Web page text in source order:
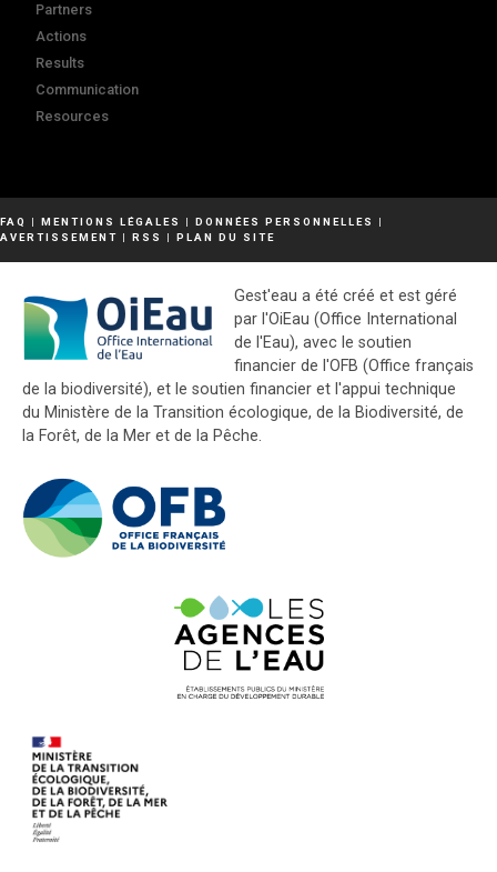
Partners
Actions
Results
Communication
Resources
FAQ | MENTIONS LÉGALES | DONNÉES PERSONNELLES
|
AVERTISSEMENT | RSS | PLAN DU SITE
Gest'eau a été créé et est géré
par l'OiEau (Office International
de l'Eau), avec le soutien
financier de l'OFB (Office français
de la biodiversité), et le soutien financier et l'appui technique
du Ministère de la Transition écologique, de la Biodiversité, de
la Forêt, de la Mer et de la Pêche.